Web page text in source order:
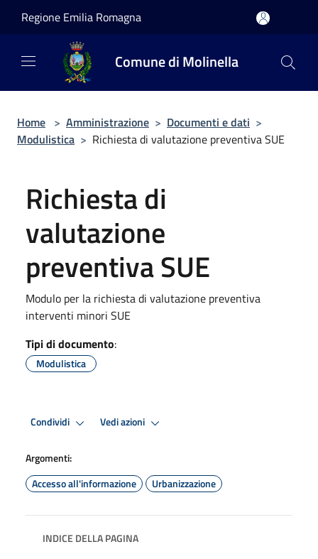
Regione Emilia Romagna
Comune di Molinella
Home > Amministrazione > Documenti e dati >
Modulistica > Richiesta di valutazione preventiva SUE
Richiesta di
valutazione
preventiva SUE
Modulo per la richiesta di valutazione preventiva
interventi minori SUE
Tipi di documento:
Modulistica
Condividi Vedi azioni
Argomenti:
Accesso all'informazione
Urbanizzazione
INDICE DELLA PAGINA